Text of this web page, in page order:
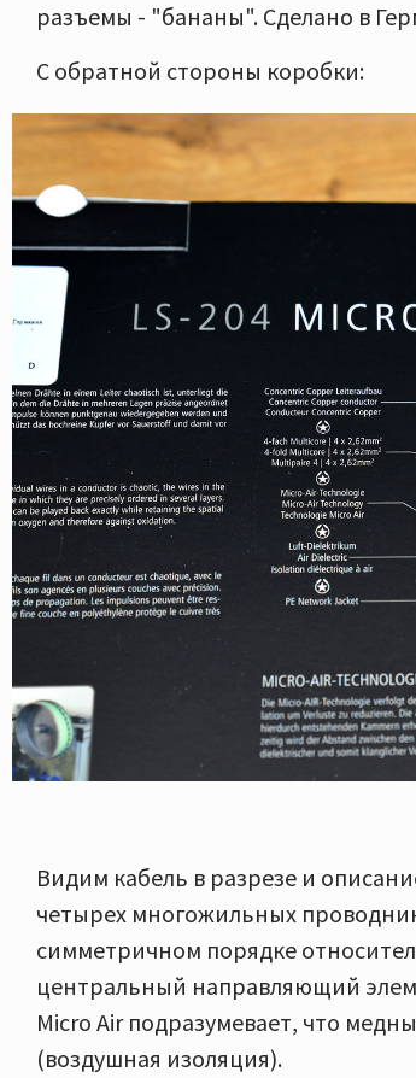
разъемы - "бананы". Сделано в
С обратной стороны коробки:
Видим кабель в разрезе и
четырех многожильных
симметричном порядке
центральный направляющий
Micro Air подразумевает, что
(воздушная изоляция).